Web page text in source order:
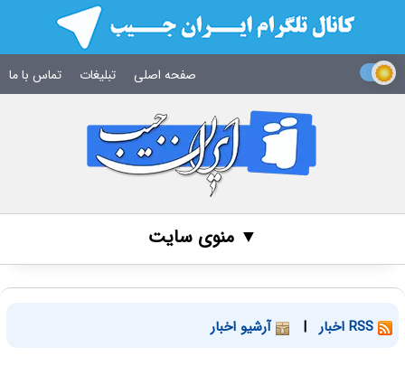
صفحه اصلی تبلیغات تماس با ما
▼ منوی سایت
| آرشیو اخبار